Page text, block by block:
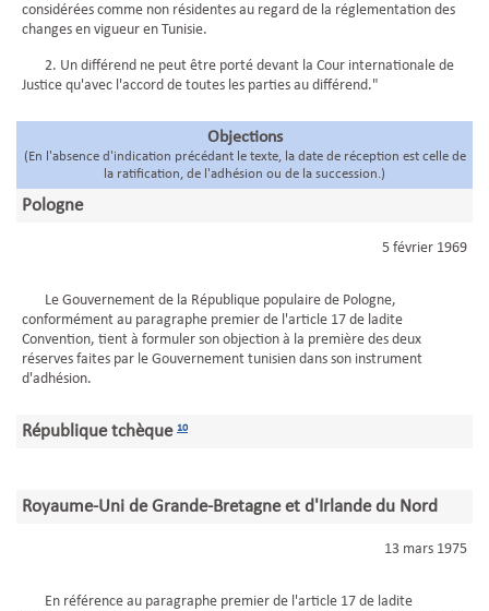
considérées comme non résidentes au regard de la réglementation des
changes en vigueur en Tunisie.
2. Un différend ne peut être porté devant la Cour internationale de
Justice qu'avec l'accord de toutes les parties au différend."
Objections
(En l'absence d'indication précédant le texte, la date de réception est celle de
la ratification, de l'adhésion ou de la succession.)
Pologne
5 février 1969
Le Gouvernement de la République populaire de Pologne,
conformément au paragraphe premier de l'article 17 de ladite
Convention, tient à formuler son objection à la première des deux
réserves faites par le Gouvernement tunisien dans son instrument
d'adhésion.
République tchèque 10
Royaume-Uni de Grande-Bretagne et d'Irlande du Nord
13 mars 1975
En référence au paragraphe premier de l'article 17 de ladite